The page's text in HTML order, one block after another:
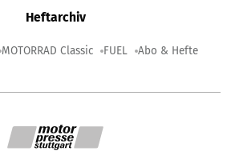
Heftarchiv
MOTORRAD Classic FUEL Abo & Hefte